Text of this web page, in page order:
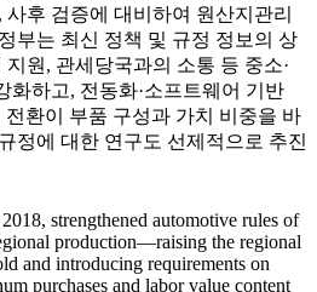
후 검증에 대비하여 원산지관리
부는 최신 정책 및 규정 정보의 상
원, 관세당국과의 소통 등 중소·
화하고, 전동화·소프트웨어 기반
환이 부품 구성과 가치 비중을 바
정에 대한 연구도 선제적으로 추진
strengthened automotive rules of
production—raising the regional
and introducing requirements on
purchases and labor value content